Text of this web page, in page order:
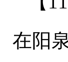
在阳